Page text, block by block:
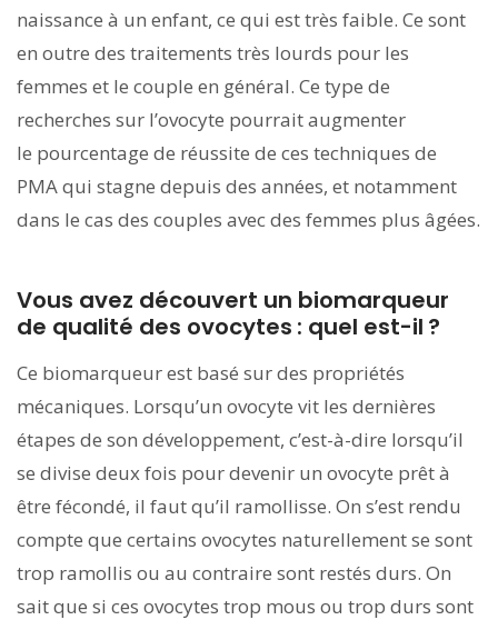
naissance à un enfant, ce qui est très faible. Ce sont
en outre des traitements très lourds pour les
femmes et le couple en général. Ce type de
recherches sur l’ovocyte pourrait augmenter
le pourcentage de réussite de ces techniques de
PMA qui stagne depuis des années, et notamment
dans le cas des couples avec des femmes plus âgées.
Vous avez découvert un biomarqueur
de qualité des ovocytes : quel est-il ?
Ce biomarqueur est basé sur des propriétés
mécaniques. Lorsqu’un ovocyte vit les dernières
étapes de son développement, c’est-à-dire lorsqu’il
se divise deux fois pour devenir un ovocyte prêt à
être fécondé, il faut qu’il ramollisse. On s’est rendu
compte que certains ovocytes naturellement se sont
trop ramollis ou au contraire sont restés durs. On
sait que si ces ovocytes trop mous ou trop durs sont